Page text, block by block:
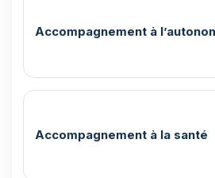
Accompagnement à
Accompagnement à la santé